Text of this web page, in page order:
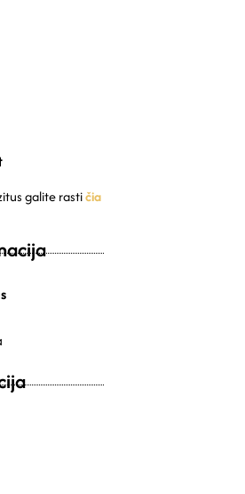
galite rastičia